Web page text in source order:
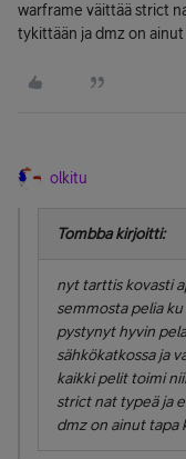
warframe väittää strict
tykittään ja dmz on ainut
olkitu
Tombba kirjoitti:
nyt tarttis kovasti
semmosta pelia
pystynyt hyvin
sähkökatkossa ja
kaikki pelit toimi
strict nat typeä ja
dmz on ainut tapa